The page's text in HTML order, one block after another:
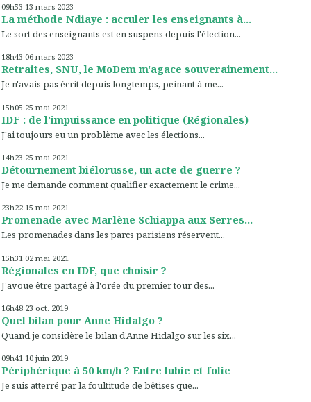
09h53 13 mars 2023
La méthode Ndiaye : acculer les enseignants à...
Le sort des enseignants est en suspens depuis l'élection...
18h43 06 mars 2023
Retraites, SNU, le MoDem m'agace souverainement...
Je n'avais pas écrit depuis longtemps, peinant à me...
15h05 25 mai 2021
IDF : de l'impuissance en politique (Régionales)
J'ai toujours eu un problème avec les élections...
14h23 25 mai 2021
Détournement biélorusse, un acte de guerre ?
Je me demande comment qualifier exactement le crime...
23h22 15 mai 2021
Promenade avec Marlène Schiappa aux Serres...
Les promenades dans les parcs parisiens réservent...
15h31 02 mai 2021
Régionales en IDF, que choisir ?
J'avoue être partagé à l'orée du premier tour des...
16h48 23 oct. 2019
Quel bilan pour Anne Hidalgo ?
Quand je considère le bilan d'Anne Hidalgo sur les six...
09h41 10 juin 2019
Périphérique à 50 km/h ? Entre lubie et folie
Je suis atterré par la foultitude de bêtises que...